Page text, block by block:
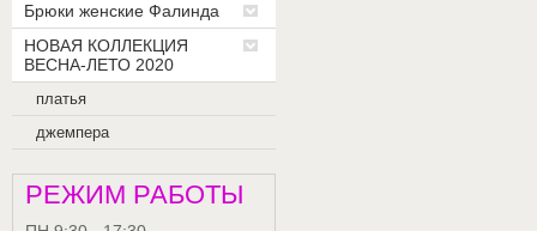
Брюки женские Фалинда
НОВАЯ КОЛЛЕКЦИЯ
ВЕСНА-ЛЕТО 2020
платья
джемпера
РЕЖИМ РАБОТЫ